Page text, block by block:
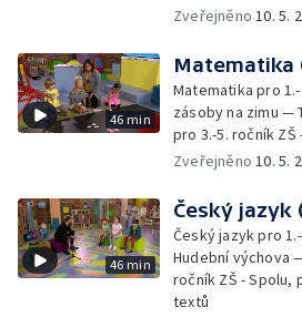
Zveřejněno10. 5.
46 min
Matematika
Matematika pro
zásoby na zimu —
pro 3.-5. ročník
Zveřejněno10. 5.
46 min
Český jazyk
Český jazyk pro
Hudební výchova
ročník ZŠ - Spolu,
textů